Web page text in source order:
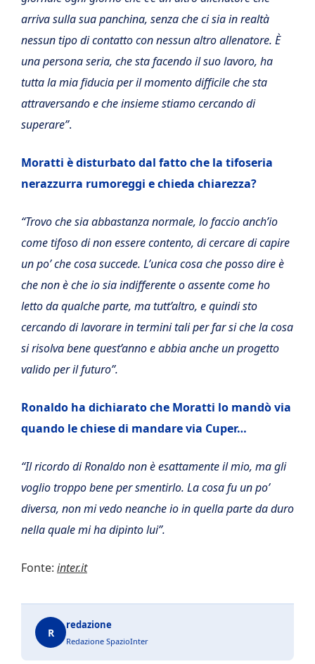
arriva sulla sua panchina, senza che ci sia in realtà
nessun tipo di contatto con nessun altro allenatore. È
una persona seria, che sta facendo il suo lavoro, ha
tutta la mia fiducia per il momento difficile che sta
attraversando e che insieme stiamo cercando di
superare”.
Moratti è disturbato dal fatto che la tifoseria
nerazzurra rumoreggi e chieda chiarezza?
“Trovo che sia abbastanza normale, lo faccio anch’io
come tifoso di non essere contento, di cercare di capire
un po’ che cosa succede. L’unica cosa che posso dire è
che non è che io sia indifferente o assente come ho
letto da qualche parte, ma tutt’altro, e quindi sto
cercando di lavorare in termini tali per far si che la cosa
si risolva bene quest’anno e abbia anche un progetto
valido per il futuro”.
Ronaldo ha dichiarato che Moratti lo mandò via
quando le chiese di mandare via Cuper…
“Il ricordo di Ronaldo non è esattamente il mio, ma gli
voglio troppo bene per smentirlo. La cosa fu un po’
diversa, non mi vedo neanche io in quella parte da duro
nella quale mi ha dipinto lui”.
Fonte: inter.it
R
redazione
Redazione SpazioInter